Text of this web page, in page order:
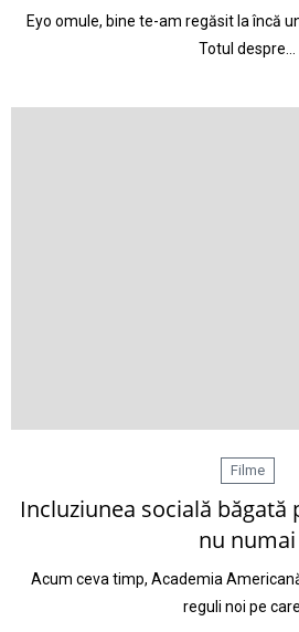
Eyo omule, bine te-am regăsit la încă
Totul despre…
Filme
Incluziunea socială băgată
nu numai
Acum ceva timp, Academia
reguli noi pe